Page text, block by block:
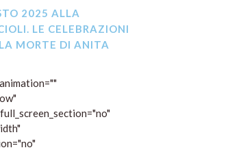
2025 ALLA
LE CELEBRAZIONI
MORTE DI ANITA